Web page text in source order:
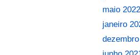
maio 2022
janeiro